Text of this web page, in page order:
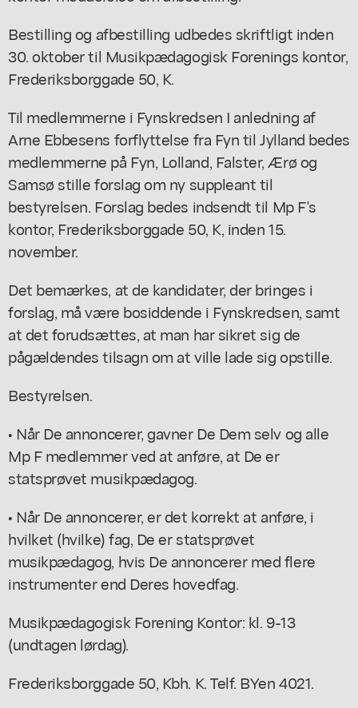
Bestilling og afbestilling udbedes skriftligt inden
30. oktober til Musikpædagogisk Forenings kontor,
Frederiksborggade 50, K.
Til medlemmerne i Fynskredsen I anledning af
Arne Ebbesens forflyttelse fra Fyn til Jylland bedes
medlemmerne på Fyn, Lolland, Falster, Ærø og
Samsø stille forslag om ny suppleant til
bestyrelsen. Forslag bedes indsendt til Mp F's
kontor, Frederiksborggade 50, K, inden 15.
november.
Det bemærkes, at de kandidater, der bringes i
forslag, må være bosiddende i Fynskredsen, samt
at det forudsættes, at man har sikret sig de
pågældendes tilsagn om at ville lade sig opstille.
Bestyrelsen.
• Når De annoncerer, gavner De Dem selv og alle
Mp F medlemmer ved at anføre, at De er
statsprøvet musikpædagog.
• Når De annoncerer, er det korrekt at anføre, i
hvilket (hvilke) fag, De er statsprøvet
musikpædagog, hvis De annoncerer med flere
instrumenter end Deres hovedfag.
Musikpædagogisk Forening Kontor: kl. 9-13
(undtagen lørdag).
Frederiksborggade 50, Kbh. K. Telf. BYen 4021.